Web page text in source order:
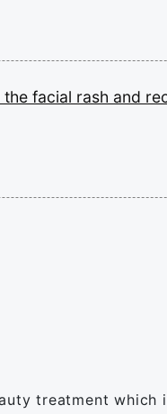
the facial rash and
treatment